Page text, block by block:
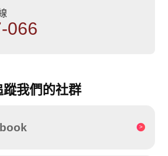
066
蹤我們的社群